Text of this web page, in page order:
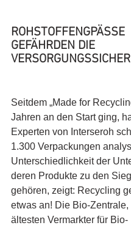
ROHSTOFFENGPÄSSE
GEFÄHRDEN DIE
Seitdem „Made for
Jahren an den Start ging,
Experten von Interseroh
1.300 Verpackungen
Unterschiedlichkeit der
deren Produkte zu den
gehören, zeigt: Recycling
etwas an! Die Bio-Zentrale,
ältesten Vermarkter für Bio-